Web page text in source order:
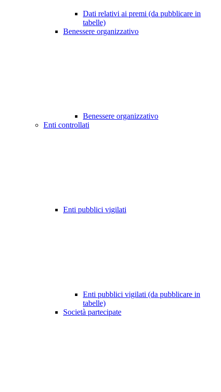
Dati relativi ai premi (da pubblicare in
tabelle)
Benessere organizzativo
Benessere organizzativo
Enti controllati
Enti pubblici vigilati
Enti pubblici vigilati (da pubblicare in
tabelle)
Società partecipate